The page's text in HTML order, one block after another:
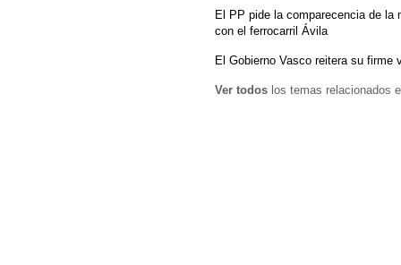
El PP pide la comparecencia de la
con el ferrocarril Ávila
El Gobierno Vasco reitera su firme
Ver todos los temas relacionados